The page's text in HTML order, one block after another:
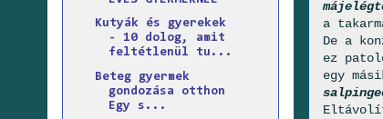
a
De a
ez
egy
Kutyák és gyerekek
- 10 dolog, amit
feltétlenül tu...
Beteg gyermek
gondozása otthon
Egy s...